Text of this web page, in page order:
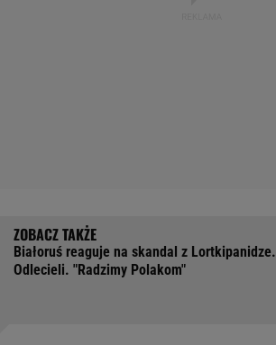
Białoruś reaguje na skandal z Lortkipanidze.
Odlecieli. "Radzimy Polakom"